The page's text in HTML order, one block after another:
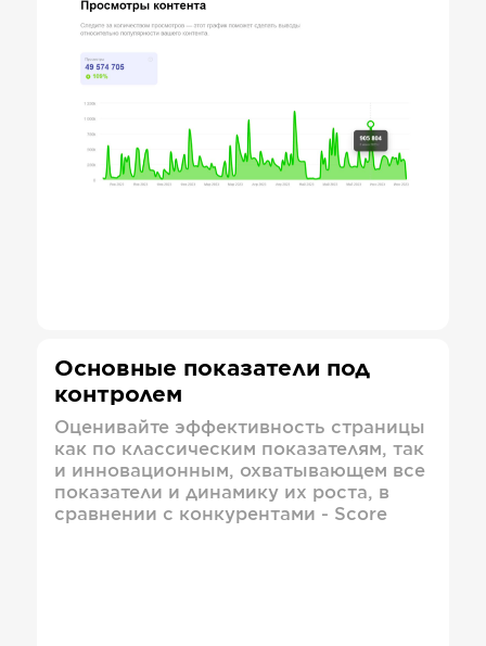
Основные показатели под
контролем
Оценивайте эффективность страницы
как по классическим показателям, так
и инновационным, охватывающем все
показатели и динамику их роста, в
сравнении с конкурентами - Score